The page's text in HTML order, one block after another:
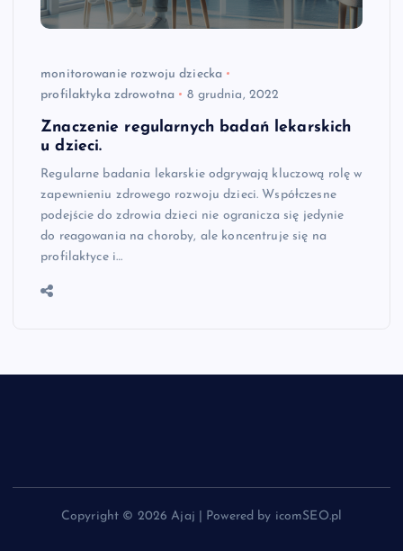
monitorowanie rozwoju dziecka
profilaktyka zdrowotna
8 grudnia, 2022
Znaczenie regularnych badań lekarskich
u dzieci.
Regularne badania lekarskie odgrywają kluczową rolę w
zapewnieniu zdrowego rozwoju dzieci. Współczesne
podejście do zdrowia dzieci nie ogranicza się jedynie
do reagowania na choroby, ale koncentruje się na
profilaktyce i…
Copyright © 2026 Ajaj | Powered by icomSEO.pl